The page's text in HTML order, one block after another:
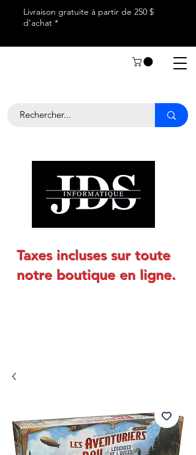
Livraison gratuite à partir de 250 $
d’achat *
Taxes incluses sur toute
notre boutique en ligne.